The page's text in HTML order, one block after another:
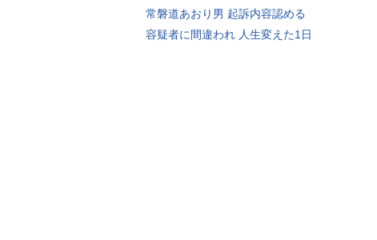
常磐道あおり男 起訴内容認める
容疑者に間違われ 人生変えた1日